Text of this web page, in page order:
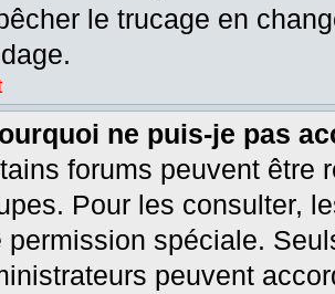
le trucage en
ne puis-je pas
forums peuvent être
Pour les consulter,
permission spéciale.
peuvent